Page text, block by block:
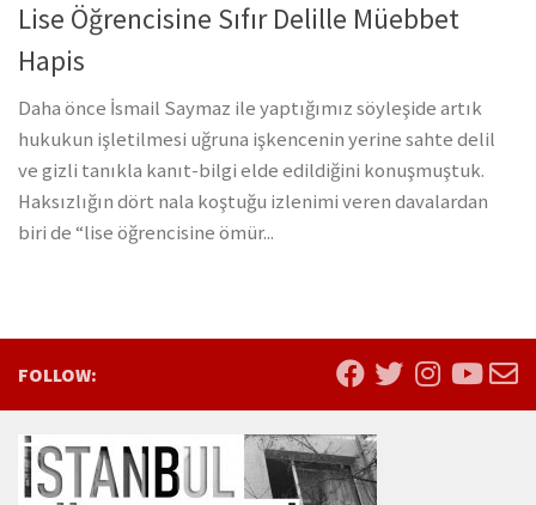
Lise Öğrencisine Sıfır Delille Müebbet
Hapis
Daha önce İsmail Saymaz ile yaptığımız söyleşide artık
hukukun işletilmesi uğruna işkencenin yerine sahte delil
ve gizli tanıkla kanıt-bilgi elde edildiğini konuşmuştuk.
Haksızlığın dört nala koştuğu izlenimi veren davalardan
biri de “lise öğrencisine ömür...
FOLLOW: